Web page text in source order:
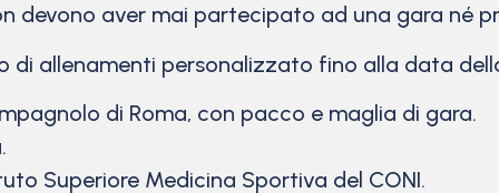
devono aver mai partecipato ad una gara né
di allenamenti personalizzato fino alla data
di Roma, con pacco e maglia di gara.
Superiore Medicina Sportiva del CONI.